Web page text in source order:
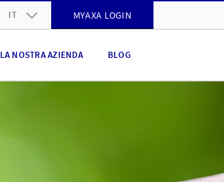
IT MYAXA LOGIN
LA NOSTRA AZIENDA BLOG